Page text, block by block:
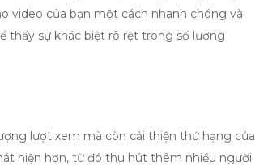
video của bạn một cách nhanh chóng và
thấy sự khác biệt rõ rệt trong số lượng
lượt xem mà còn cải thiện thứ hạng của
hiện hơn, từ đó thu hút thêm nhiều người